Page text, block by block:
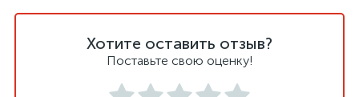
Хотите оставить отзыв?
Поставьте свою оценку!